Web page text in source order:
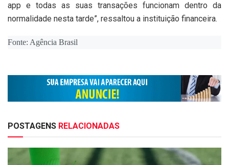
app e todas as suas transações funcionam dentro da
normalidade nesta tarde”, ressaltou a instituição financeira.
Fonte: Agência Brasil
POSTAGENS RELACIONADAS